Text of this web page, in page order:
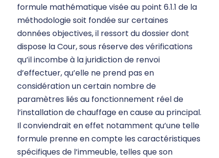
formule mathématique visée au point 6.1.1 de la
méthodologie soit fondée sur certaines
données objectives, il ressort du dossier dont
dispose la Cour, sous réserve des vérifications
qu’il incombe à la juridiction de renvoi
d’effectuer, qu’elle ne prend pas en
considération un certain nombre de
paramètres liés au fonctionnement réel de
l’installation de chauffage en cause au principal.
Il conviendrait en effet notamment qu’une telle
formule prenne en compte les caractéristiques
spécifiques de l’immeuble, telles que son